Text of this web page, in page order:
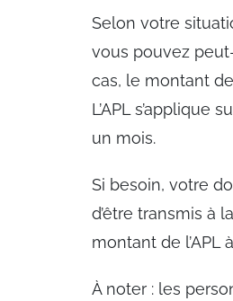
Selon votre
vous pouvez
cas, le montant
L’APL s’applique
un mois.
Si besoin, votre
d’être transmis à
montant de l’APL
À noter : les